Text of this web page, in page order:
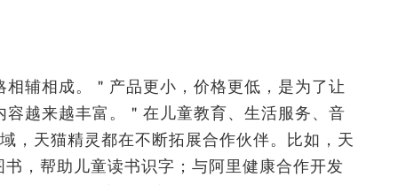
辅相成。＂产品更小，价格更低，是为了让
越来越丰富。＂在儿童教育、生活服务、音
，天猫精灵都在不断拓展合作伙伴。比如，天
，帮助儿童读书识字；与阿里健康合作开发